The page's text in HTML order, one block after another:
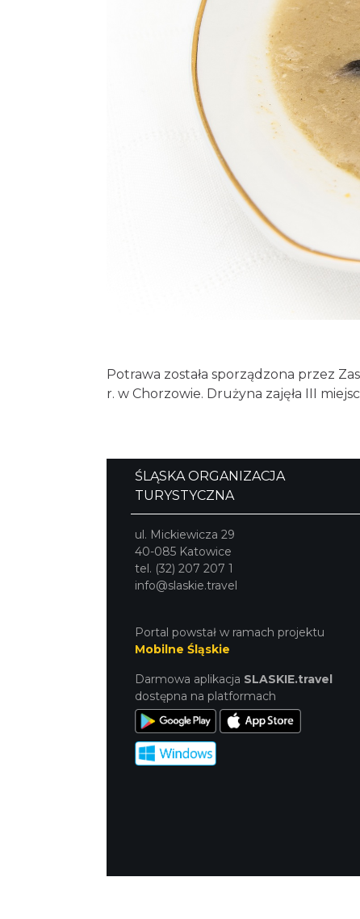
Potrawa została sporządzona przez
r. w Chorzowie. Drużyna zajęła III
ŚLĄSKA ORGANIZACJA
TURYSTYCZNA
ul. Mickiewicza 29
40-085 Katowice
tel. (32) 207 207 1
info@slaskie.travel
Portal powstał w ramach projektu
Mobilne Śląskie
Darmowa aplikacja SLASKIE.travel
dostępna na platformach